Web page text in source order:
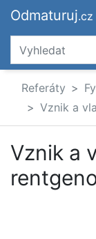
Odmaturuj.cz
Referáty
Vznik a
Vznik a